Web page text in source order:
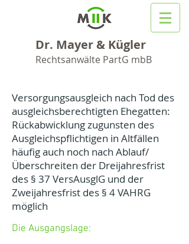
Dr. Mayer & Kügler
Rechtsanwälte PartG mbB
Versorgungsausgleich nach Tod des
ausgleichsberechtigten Ehegatten:
Rückabwicklung zugunsten des
Ausgleichspflichtigen in Altfällen
häufig auch noch nach Ablauf/
Überschreiten der Dreijahresfrist
des § 37 VersAusglG und der
Zweijahresfrist des § 4 VAHRG
möglich
Die Ausgangslage: